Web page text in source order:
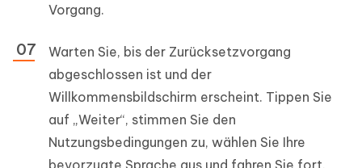
Vorgang.
Warten Sie, bis der Zurücksetzvorgang
abgeschlossen ist und der
Willkommensbildschirm erscheint. Tippen Sie
auf „Weiter“, stimmen Sie den
Nutzungsbedingungen zu, wählen Sie Ihre
bevorzugte Sprache aus und fahren Sie fort.